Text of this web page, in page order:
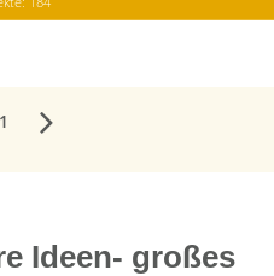
1
Ideen- großes